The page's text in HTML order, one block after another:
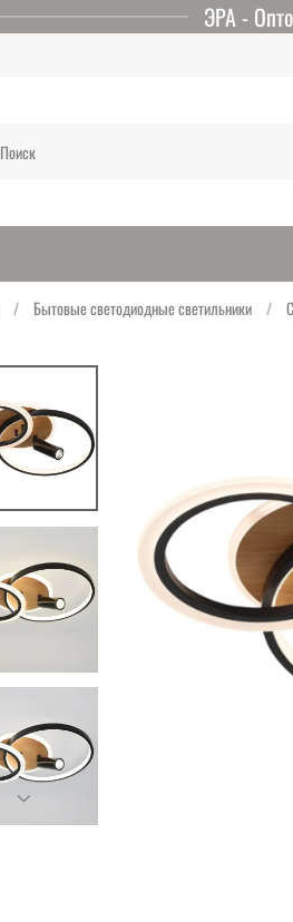
ЭРА -
Бытовые светодиодные светильники